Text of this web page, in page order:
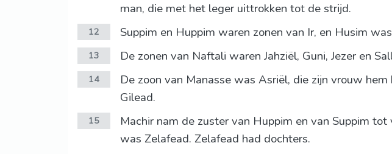
man, die met het leger uittrokken tot de strijd.
12 Suppim en Huppim waren zonen van Ir, en Husim
13 De zonen van Naftali waren Jahziël, Guni, Jezer en
14
De zoon van Manasse was Asriël, die zijn vrouw
Gilead.
15
Machir nam de zuster van Huppim en van Suppim
was Zelafead. Zelafead had dochters.